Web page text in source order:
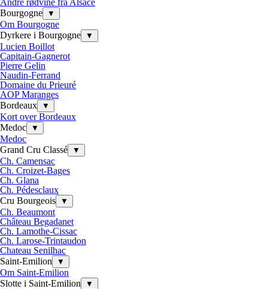
Andre rødvine fra Alsace
Bourgogne
▼
Om Bourgogne
Dyrkere i Bourgogne
▼
Lucien Boillot
Capitain-Gagnerot
Pierre Gelin
Naudin-Ferrand
Domaine du Prieuré
AOP Maranges
Bordeaux
▼
Kort over Bordeaux
Medoc
▼
Medoc
Grand Cru Classé
▼
Ch. Camensac
Ch. Croizet-Bages
Ch. Glana
Ch. Pédesclaux
Cru Bourgeois
▼
Ch. Beaumont
Château Begadanet
Ch. Lamothe-Cissac
Ch. Larose-Trintaudon
Chateau Senilhac
Saint-Emilion
▼
Om Saint-Emilion
Slotte i Saint-Emilion
▼